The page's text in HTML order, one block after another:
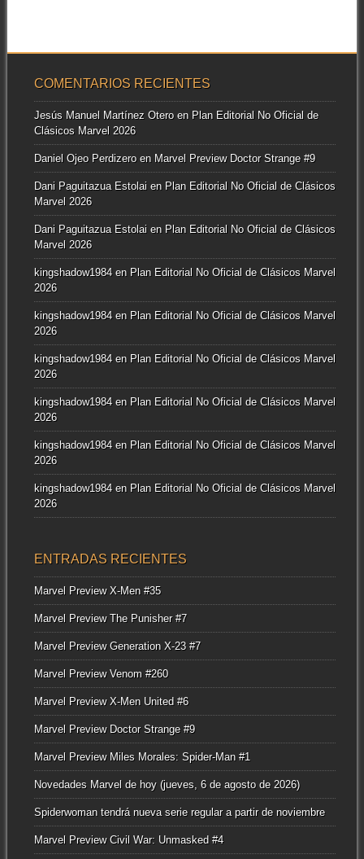
COMENTARIOS RECIENTES
Jesús Manuel Martínez Oteroen Plan Editorial No Oficial de
Clásicos Marvel 2026
Daniel Ojeo Perdizeroen Marvel Preview Doctor Strange #9
Dani Paguitazua Estolaien Plan Editorial No Oficial de Clásicos
Marvel 2026
Dani Paguitazua Estolaien Plan Editorial No Oficial de Clásicos
Marvel 2026
kingshadow1984en Plan Editorial No Oficial de Clásicos Marvel
2026
kingshadow1984en Plan Editorial No Oficial de Clásicos Marvel
2026
kingshadow1984en Plan Editorial No Oficial de Clásicos Marvel
2026
kingshadow1984en Plan Editorial No Oficial de Clásicos Marvel
2026
kingshadow1984en Plan Editorial No Oficial de Clásicos Marvel
2026
kingshadow1984en Plan Editorial No Oficial de Clásicos Marvel
2026
ENTRADAS RECIENTES
Marvel Preview X-Men #35
Marvel Preview The Punisher #7
Marvel Preview Generation X-23 #7
Marvel Preview Venom #260
Marvel Preview X-Men United #6
Marvel Preview Doctor Strange #9
Marvel Preview Miles Morales: Spider-Man #1
Novedades Marvel de hoy (jueves, 6 de agosto de 2026)
Spiderwoman tendrá nueva serie regular a partir de noviembre
Marvel Preview Civil War: Unmasked #4